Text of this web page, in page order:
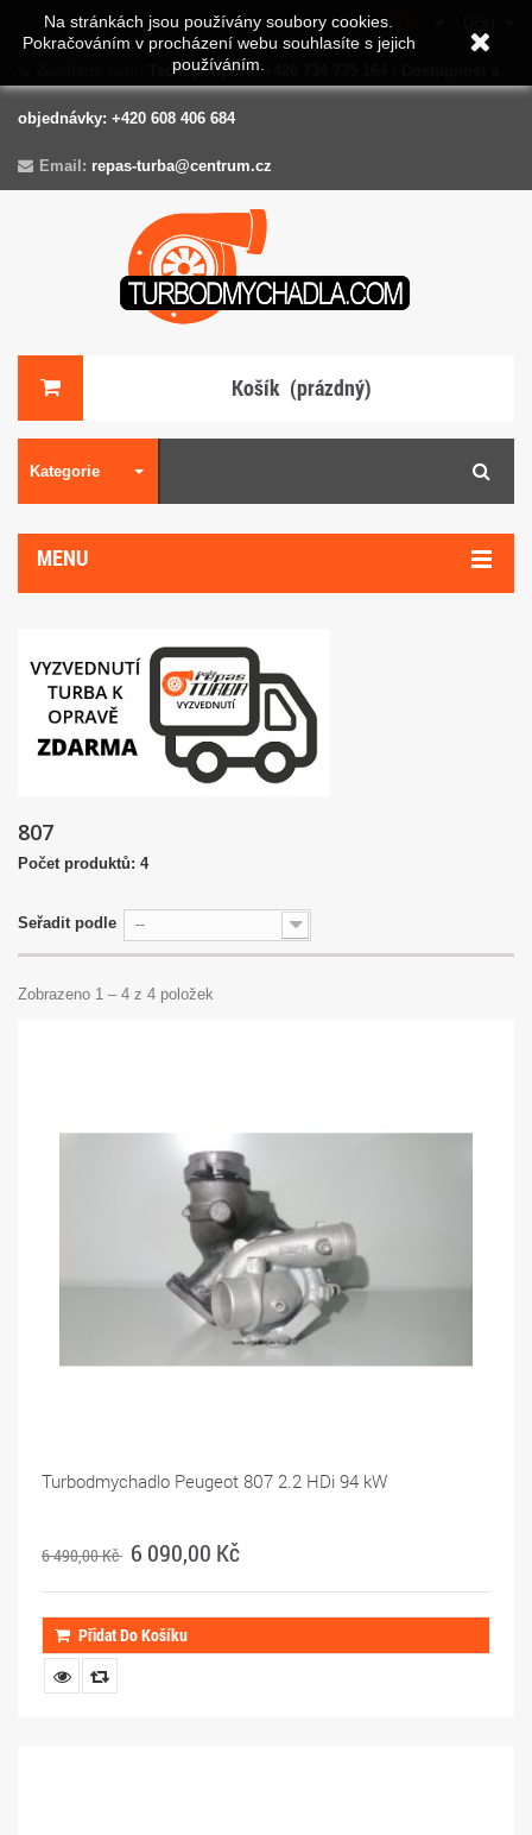
Na stránkách jsou používány soubory cookies.
Pokračováním v procházení webu souhlasíte s jejich
používáním.
Měna : CZK
Tech. podpora: +420 734 735 164 / Dostupnost a
objednávky: +420 608 406 684
Email: repas-turba@centrum.cz
Košík (prázdný)
Kategorie
MENU
807
Počet produktů: 4
Seřadit podle --
Zobrazeno 1 – 4 z 4 položek
Turbodmychadlo Peugeot 807 2.2 HDi 94 kW
6 490,00 Kč 6 090,00 Kč
Přidat Do Košíku